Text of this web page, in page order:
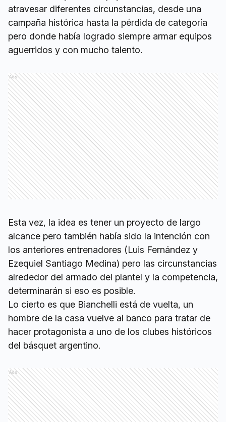
atravesar diferentes circunstancias, desde una
campaña histórica hasta la pérdida de categoría
pero donde había logrado siempre armar equipos
aguerridos y con mucho talento.
Ads
Esta vez, la idea es tener un proyecto de largo
alcance pero también había sido la intención con
los anteriores entrenadores (Luis Fernández y
Ezequiel Santiago Medina) pero las circunstancias
alrededor del armado del plantel y la competencia,
determinarán si eso es posible.
Lo cierto es que Bianchelli está de vuelta, un
hombre de la casa vuelve al banco para tratar de
hacer protagonista a uno de los clubes históricos
del básquet argentino.
Ads